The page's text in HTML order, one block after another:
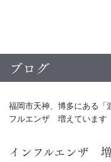
ブログ
福岡市天神、博多にある「
フルエンザ 増えています
インフルエンザ